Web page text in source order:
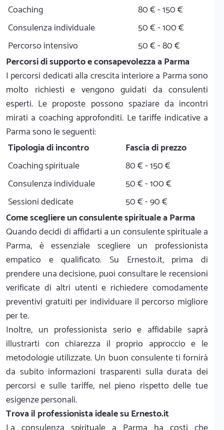
Coaching
80 € - 150 €
Consulenza individuale
50 € - 100 €
Percorso intensivo
50 € - 80 €
Percorsi di supporto e consapevolezza a Parma
I percorsi dedicati alla crescita interiore a Parma sono
molto richiesti e vengono guidati da consulenti
esperti. Le proposte possono spaziare da incontri
mirati a coaching approfonditi. Le tariffe indicative a
Parma sono le seguenti:
Tipologia di incontro
Fascia di prezzo
Coaching spirituale
80 € - 150 €
Consulenza individuale
50 € - 100 €
Sessioni dedicate
50 € - 90 €
Come scegliere un consulente spirituale a Parma
Quando decidi di affidarti a un consulente spirituale a
Parma, è essenziale scegliere un professionista
empatico e qualificato. Su Ernesto.it, prima di
prendere una decisione, puoi consultare le recensioni
verificate di altri utenti e richiedere comodamente
preventivi gratuiti per individuare il percorso migliore
per te.
Inoltre, un professionista serio e affidabile saprà
illustrarti con chiarezza il proprio approccio e le
metodologie utilizzate. Un buon consulente ti fornirà
da subito informazioni trasparenti sulla durata dei
percorsi e sulle tariffe, nel pieno rispetto delle tue
esigenze personali.
Trova il professionista ideale su Ernesto.it